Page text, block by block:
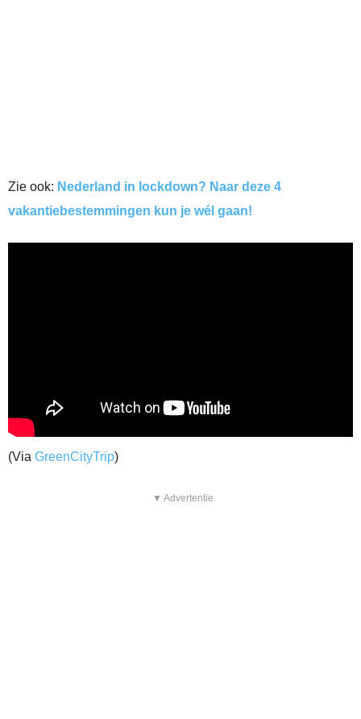
Zie ook: Nederland in lockdown? Naar deze 4
vakantiebestemmingen kun je wél gaan!
(Via GreenCityTrip)
▼ Advertentie